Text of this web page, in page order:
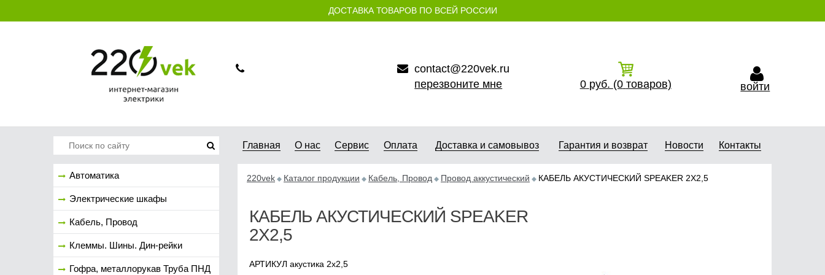
ДОСТАВКА ТОВАРОВ ПО ВСЕЙ РОССИИ
contact@220vek.ru
перезвоните мне
0 руб. (0 товаров) войти
Автоматика
Электрические шкафы
Кабель, Провод
Клеммы. Шины. Дин-рейки
Гофра, металлорукав Труба ПНД
Главная О нас Сервис Оплата Доставка и самовывоз Гарантия и возврат Новости Контакты
220vek Каталог продукции Кабель, Провод Провод аккустический КАБЕЛЬ АКУСТИЧЕСКИЙ SPEAKER 2Х2,5
КАБЕЛЬ АКУСТИЧЕСКИЙ SPEAKER
2Х2,5
АРТИКУЛ акустика 2х2,5